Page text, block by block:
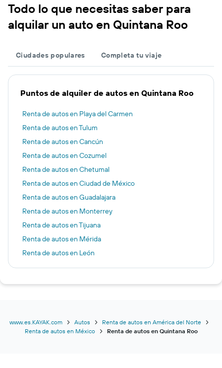
Todo lo que necesitas saber para
alquilar un auto en Quintana Roo
Ciudades populares Completa tu viaje
Puntos de alquiler de autos en Quintana Roo
Renta de autos en Playa del Carmen
Renta de autos en Tulum
Renta de autos en Cancún
Renta de autos en Cozumel
Renta de autos en Chetumal
Renta de autos en Ciudad de México
Renta de autos en Guadalajara
Renta de autos en Monterrey
Renta de autos en Tijuana
Renta de autos en Mérida
Renta de autos en León
Renta de autos en Puebla de Zaragoza
Renta de autos en Pto Vallarta
Renta de autos en Veracruz
www.es.KAYAK.com Autos
Renta de autos en América del Norte
Renta de autos en México
Renta de autos en Quintana Roo